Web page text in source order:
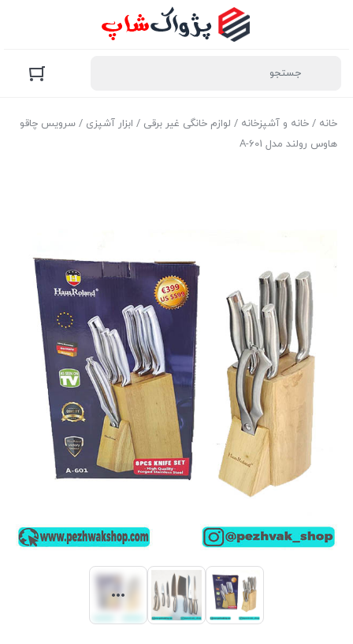
خانه / خانه و آشپزخانه / لوازم خانگی غیر برقی / ابزار آشپزی / سرویس چاقو
هاوس رولند مدل A-601